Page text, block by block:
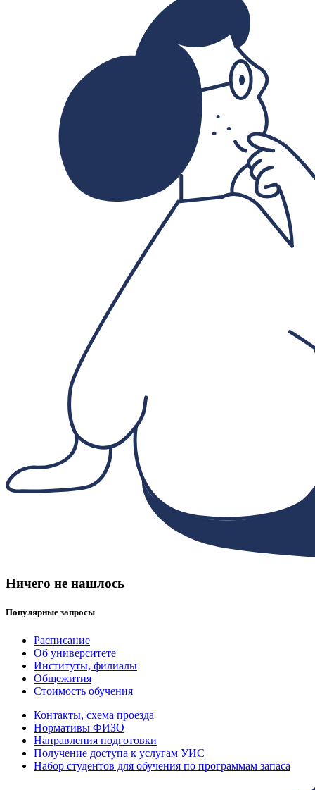
Ничего не нашлось
Популярные запросы
Расписание
Об университете
Институты, филиалы
Общежития
Стоимость обучения
Контакты, схема проезда
Нормативы ФИЗО
Направления подготовки
Получение доступа к услугам УИС
Набор студентов для обучения по программам запаса